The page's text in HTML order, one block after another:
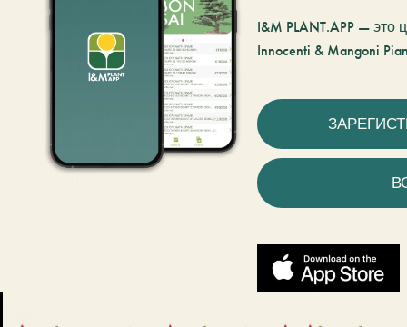
I&M PLANT.APP —
Innocenti & Mangoni